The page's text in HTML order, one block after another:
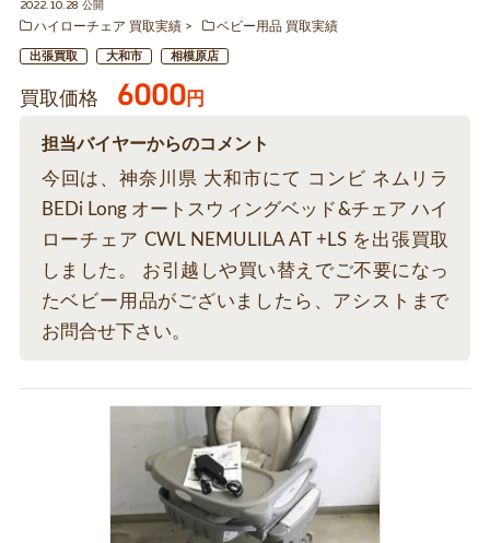
2022.10.28 公開
ハイローチェア 買取実績
ベビー用品 買取実績
出張買取 大和市 相模原店
買取価格 6000円
担当バイヤーからのコメント
今回は、神奈川県 大和市にて コンビ ネムリラ
BEDi Long オートスウィングベッド&チェア ハイ
ローチェア CWL NEMULILA AT +LS を出張買取
しました。 お引越しや買い替えでご不要になっ
たベビー用品がございましたら、アシストまで
お問合せ下さい。